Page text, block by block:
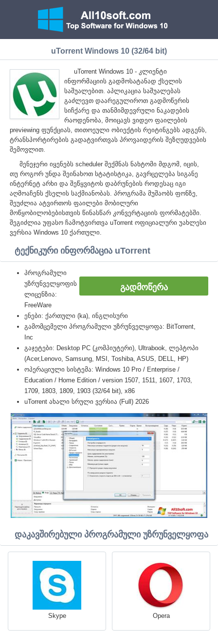
uTorrent Windows 10 (32/64 bit)
uTorrent Windows 10 - კლიენტი
ინფორმაციის გადმოსატანად ქსელის
საშუალებით. აპლიკაცია საშუალებას
გაძლევთ დაარეგულიროთ გადმოწერის
სიჩქარე და თანმიმდევრული ნაკადების
რაოდენობა, მოიცავს ვიდეო ფაილების
previewing ფუნქციას, თითოეული ობიექტის რეიტინგებს ადგენს,
ტრანსპორტირების გადატვირთვას პროვაიდერის შეზღუდვების
შემოვლით.
მენეჯერი იყენებს scheduler შექმნას ნახტომი მდგომ, იცის,
თუ როგორ უნდა შეინახოთ სტატისტიკა, გავრცელება სიგანე
ინტერნეტ არხი და შეწყვიტოს დაბრუნების როდესაც იგი
აღმოაჩენს ქსელის საქმიანობას. პროგრამა მუშაობს ფონზე,
შეუძლია ატვირთოს ფაილები მობილური
მოწყობილობებისთვის წინასწარ კონვერტაციის ფორმატებში.
შეგიძლია უფასო ჩამოტვირთვა uTorrent ოფიციალური უახლესი
ვერსია Windows 10 ქართული.
ტექნიკური ინფორმაცია uTorrent
ᲒᲐᲓᲛᲝᲬᲔᲠᲐ
პროგრამული
უზრუნველყოფის
ლიცენზია:
FreeWare
ენები: ქართული (ka), ინგლისური
გამომცემელი პროგრამული უზრუნველყოფა: BitTorrent,
Inc
გაჯეტები: Desktop PC (კომპიუტერი), Ultrabook, ლეპტოპი
(Acer,Lenovo, Samsung, MSI, Toshiba, ASUS, DELL, HP)
ოპერაციული სისტემა: Windows 10 Pro / Enterprise /
Education / Home Edition / version 1507, 1511, 1607, 1703,
1709, 1803, 1809, 1903 (32/64 bit), x86
uTorrent ახალი სრული ვერსია (Full) 2026
დაკავშირებული პროგრამული უზრუნველყოფა
Skype Opera